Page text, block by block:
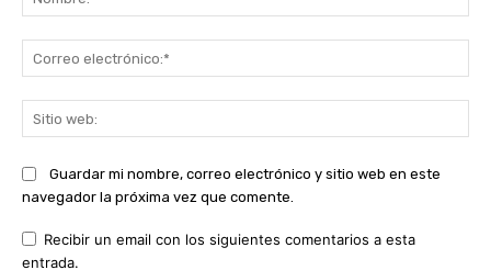
Guardar mi nombre, correo electrónico y sitio web en este
navegador la próxima vez que comente.
Recibir un email con los siguientes comentarios a esta
entrada.